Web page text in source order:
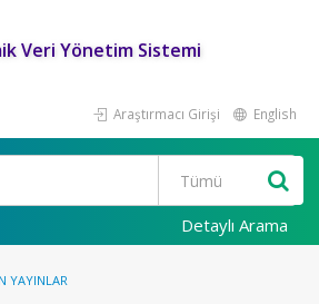
Veri Yönetim Sistemi
Araştırmacı Girişi English
Detaylı Arama
YAYINLAR